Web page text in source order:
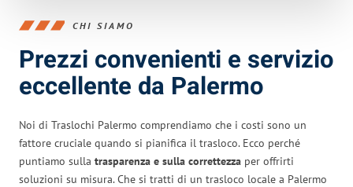
CHI SIAMO
Prezzi convenienti e servizio
eccellente da Palermo
Noi di Traslochi Palermo comprendiamo che i costi sono un
fattore cruciale quando si pianifica il trasloco. Ecco perché
puntiamo sulla trasparenza e sulla correttezza per offrirti
soluzioni su misura. Che si tratti di un trasloco locale a Palermo